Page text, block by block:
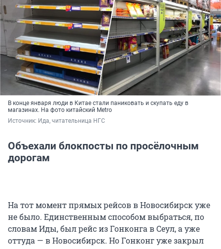
В конце января люди в Китае стали паниковать и скупать еду в
магазинах. На фото китайский Metro
Источник: Ида, читательница НГС
Объехали блокпосты по просёлочным
дорогам
На тот момент прямых рейсов в Новосибирск уже
не было. Единственным способом выбраться, по
словам Иды, был рейс из Гонконга в Сеул, а уже
оттуда — в Новосибирск. Но Гонконг уже закрыл